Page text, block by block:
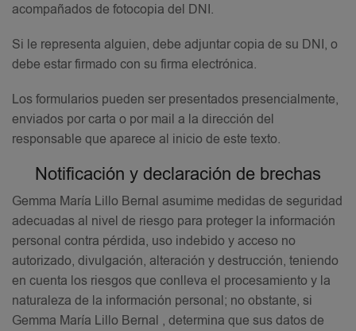
acompañados de fotocopia del DNI.
Si le representa alguien, debe adjuntar copia de su DNI, o
debe estar firmado con su firma electrónica.
Los formularios pueden ser presentados presencialmente,
enviados por carta o por mail a la dirección del
responsable que aparece al inicio de este texto.
Notificación y declaración de brechas
Gemma María Lillo Bernal asumime medidas de seguridad
adecuadas al nivel de riesgo para proteger la información
personal contra pérdida, uso indebido y acceso no
autorizado, divulgación, alteración y destrucción, teniendo
en cuenta los riesgos que conlleva el procesamiento y la
naturaleza de la información personal; no obstante, si
Gemma María Lillo Bernal , determina que sus datos de